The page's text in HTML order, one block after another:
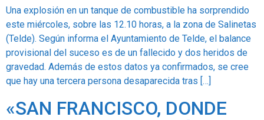
Una explosión en un tanque de combustible ha sorprendido
este miércoles, sobre las 12.10 horas, a la zona de Salinetas
(Telde). Según informa el Ayuntamiento de Telde, el balance
provisional del suceso es de un fallecido y dos heridos de
gravedad. Además de estos datos ya confirmados, se cree
que hay una tercera persona desaparecida tras […]
«SAN FRANCISCO, DONDE